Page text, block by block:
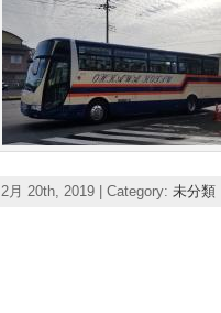
2月 20th, 2019 | Category: 未分類|